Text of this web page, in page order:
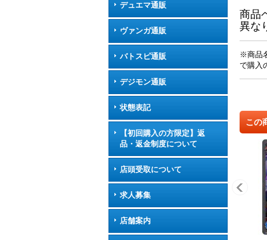
デュエマ通販
ヴァンガ通販
バトスピ通販
デジモン通販
状態表記
【初回購入の方限定】返
品・返金制度について
店頭受取について
求人募集
店舗案内
商品
異な
※商品
で購入
この